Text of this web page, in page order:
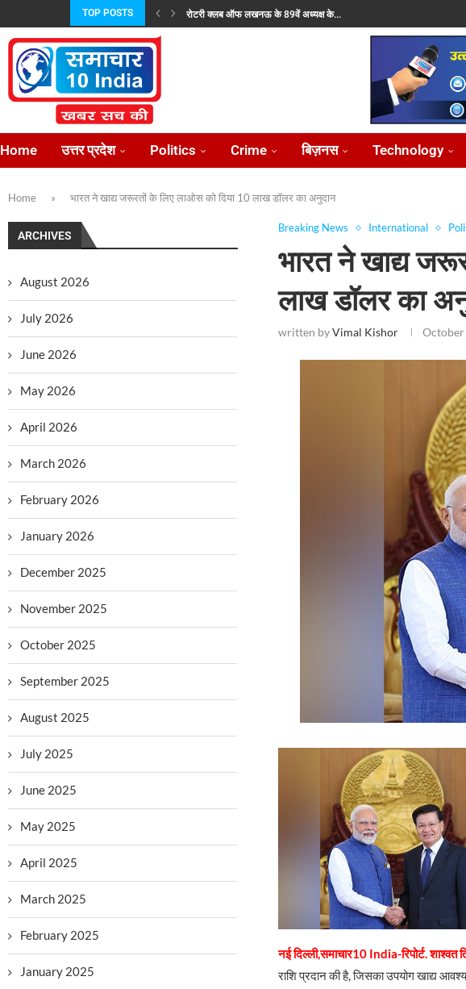
TOP POSTS रोटरी क्लब ऑफ लखनऊ के 89वें अध्यक्ष के...
Home उत्तर प्रदेश Politics Crime बिज़नस Technology
Home » भारत ने खाद्य जरूरतों के लिए लाओस को दिया 10 लाख डॉलर का अनुदान
Breaking News International
भारत ने खाद्य
लाख डॉलर का
written byVimal Kishor October
नई दिल्ली,समाचार10 India-रिपोर्ट. शाश्वत
राशि प्रदान की है, जिसका उपयोग खाद्य
ARCHIVES
August 2026
July 2026
June 2026
May 2026
April 2026
March 2026
February 2026
January 2026
December 2025
November 2025
October 2025
September 2025
August 2025
July 2025
June 2025
May 2025
April 2025
March 2025
February 2025
January 2025